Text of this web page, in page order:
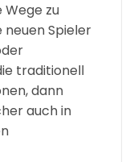
zu
neuen Spieler
traditionell
dann
auch in